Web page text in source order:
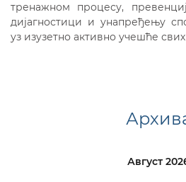
тренажном процесу,
дијагностици и унапређењу
уз изузетно активно учешће
Август